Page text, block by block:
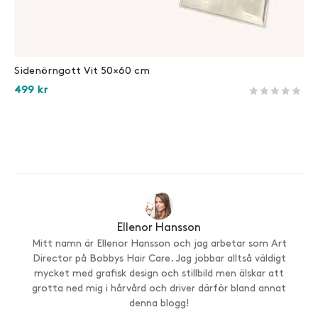
Sidenörngott Vit 50×60 cm
499 kr
Ellenor Hansson
Mitt namn är Ellenor Hansson och jag arbetar som Art
Director på Bobbys Hair Care. Jag jobbar alltså väldigt
mycket med grafisk design och stillbild men älskar att
grotta ned mig i hårvård och driver därför bland annat
denna blogg!